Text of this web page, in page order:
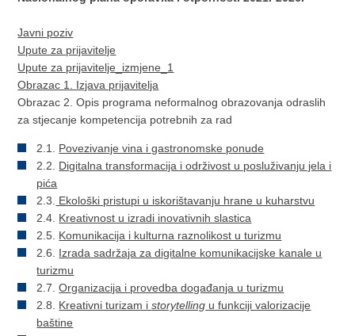
Javni poziv
Upute za prijavitelje
Upute za prijavitelje_izmjene_1
Obrazac 1. Izjava prijavitelja
Obrazac 2. Opis programa neformalnog obrazovanja odraslih
za stjecanje kompetencija potrebnih za rad
2.1. Povezivanje vina i gastronomske ponude
2.2. Digitalna transformacija i održivost u posluživanju jela i
pića
2.3.
Ekološki pristupi u iskorištavanju hrane u kuharstvu
2.4. Kreativnost u izradi inovativnih slastica
2.5. Komunikacija i kulturna raznolikost u turizmu
2.6. Izrada sadržaja za digitalne komunikacijske kanale u
turizmu
2.7.Organizacija i provedba događanja u turizmu
2.8. Kreativni turizam istorytelling u funkciji valorizacije
baštine